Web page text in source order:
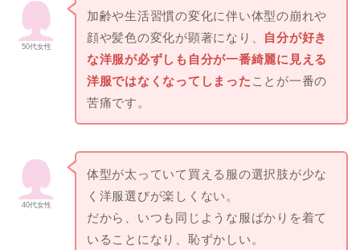
50代女性
加齢や生活習慣の変化に伴い体型の崩れや
顔や髪色の変化が顕著になり、 自分が好き
な洋服が必ずしも自分が一番綺麗に見える
洋服ではなくなってしまった ことが一番の
苦痛です。
40代女性
体型が太っていて買える服の選択肢が少な
く洋服選びが楽しくない。
だから、いつも同じような服ばかりを着て
いることになり、恥ずかしい。